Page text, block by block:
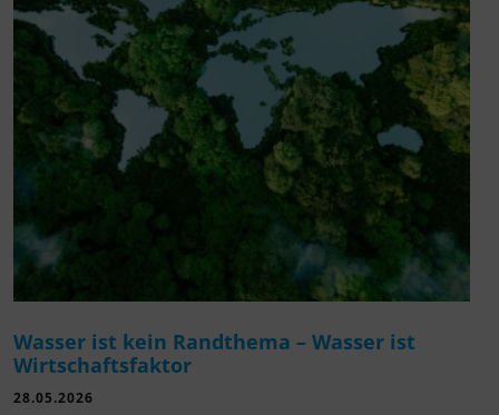
Wasser ist kein Randthema – Wasser ist
Wirtschaftsfaktor
28.05.2026